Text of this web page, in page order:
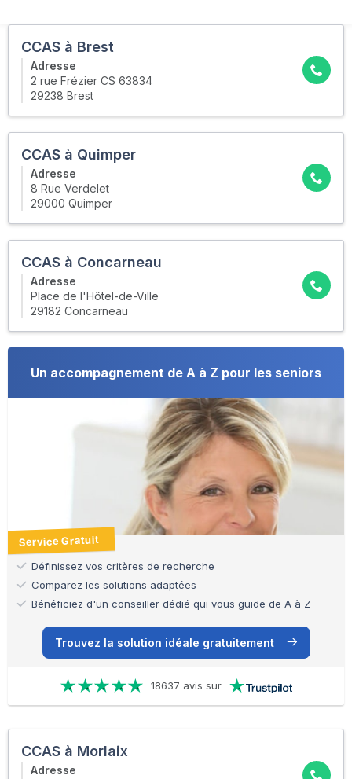
CCAS à Brest
Adresse
2 rue Frézier CS 63834
29238 Brest
CCAS à Quimper
Adresse
8 Rue Verdelet
29000 Quimper
CCAS à Concarneau
Adresse
Place de l'Hôtel-de-Ville
29182 Concarneau
Un accompagnement de A à Z pour les seniors
Service Gratuit
Définissez vos critères de recherche
Comparez les solutions adaptées
Bénéficiez d'un conseiller dédié qui vous guide de A à Z
Trouvez la solution idéale gratuitement
18637 avis sur
CCAS à Morlaix
Adresse